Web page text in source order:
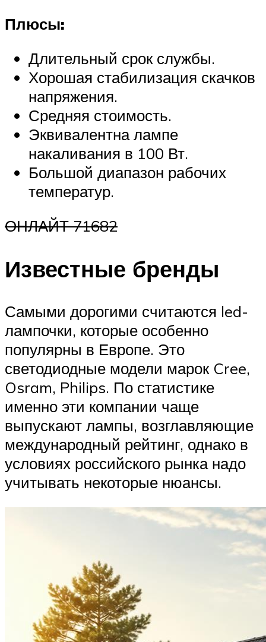
Плюсы:
Длительный срок службы.
Хорошая стабилизация скачков
напряжения.
Средняя стоимость.
Эквивалентна лампе
накаливания в 100 Вт.
Большой диапазон рабочих
температур.
ОНЛАЙТ 71682
Известные бренды
Самыми дорогими считаются led-
лампочки, которые особенно
популярны в Европе. Это
светодиодные модели марок Cree,
Osram, Philips. По статистике
именно эти компании чаще
выпускают лампы, возглавляющие
международный рейтинг, однако в
условиях российского рынка надо
учитывать некоторые нюансы.